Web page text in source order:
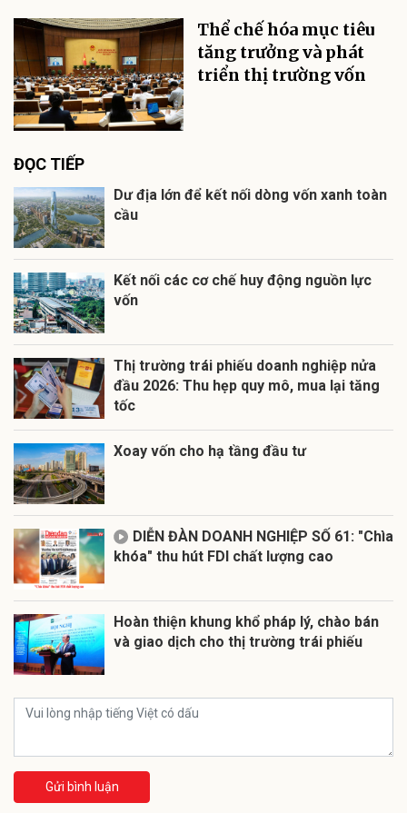
Thể chế hóa mục tiêu
tăng trưởng và phát
triển thị trường vốn
ĐỌC TIẾP
Dư địa lớn để kết nối dòng vốn xanh toàn
cầu
Kết nối các cơ chế huy động nguồn lực
vốn
Thị trường trái phiếu doanh nghiệp nửa
đầu 2026: Thu hẹp quy mô, mua lại tăng
tốc
Xoay vốn cho hạ tầng đầu tư
DIỄN ĐÀN DOANH NGHIỆP SỐ 61: "Chìa
khóa" thu hút FDI chất lượng cao
Hoàn thiện khung khổ pháp lý, chào bán
và giao dịch cho thị trường trái phiếu
Gửi bình luận